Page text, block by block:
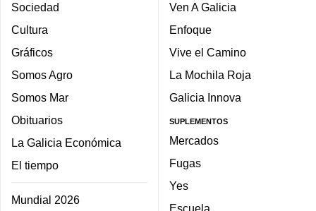
Sociedad
Cultura
Gráficos
Somos Agro
Somos Mar
Obituarios
La Galicia Económica
El tiempo
Mundial 2026
Ven A Galicia
Enfoque
Vive el Camino
La Mochila Roja
Galicia Innova
SUPLEMENTOS
Mercados
Fugas
Yes
Escuela